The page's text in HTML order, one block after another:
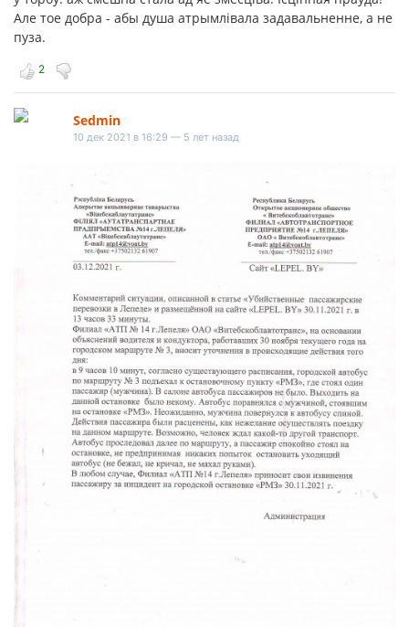
Але тое добра - абы душа атрымлівала задавальненне, а не
пуза.
2
Sedmin
10 дек 2021 в 16:29 — 5 лет назад